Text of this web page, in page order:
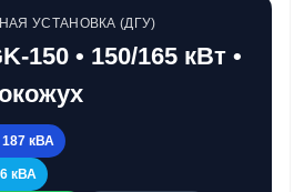
УСТАНОВКА (ДГУ)
150 • 150/165 кВт •
кВА
кВА